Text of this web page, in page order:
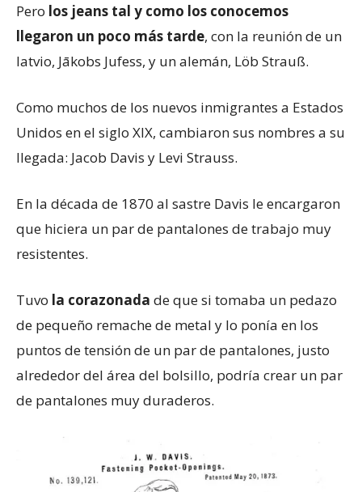
Pero los jeans tal y como los conocemos
llegaron un poco más tarde, con la reunión de un
latvio, Jākobs Jufess, y un alemán, Löb Strauß.
Como muchos de los nuevos inmigrantes a Estados
Unidos en el siglo XIX, cambiaron sus nombres a su
llegada: Jacob Davis y Levi Strauss.
En la década de 1870 al sastre Davis le encargaron
que hiciera un par de pantalones de trabajo muy
resistentes.
Tuvo la corazonada de que si tomaba un pedazo
de pequeño remache de metal y lo ponía en los
puntos de tensión de un par de pantalones, justo
alrededor del área del bolsillo, podría crear un par
de pantalones muy duraderos.